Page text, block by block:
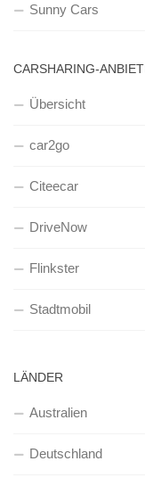
Sunny Cars
CARSHARING-
Übersicht
car2go
Citeecar
DriveNow
Flinkster
Stadtmobil
LÄNDER
Australien
Deutschland